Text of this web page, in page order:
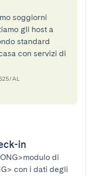
soggiorni
gli host a
standard
con servizi di
AL
in
di
con i dati degli